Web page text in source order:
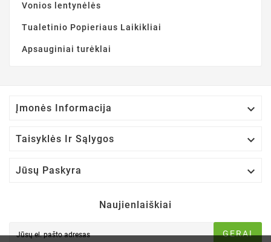
Vonios lentynėlės
Tualetinio Popieriaus Laikikliai
Apsauginiai turėklai
Įmonės Informacija 
Taisyklės Ir Sąlygos 
Jūsų Paskyra 
Naujienlaiškiai
GERAI